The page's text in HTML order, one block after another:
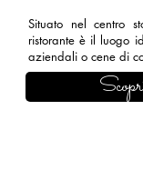
Situato nel centro
ristorante è il luogo
aziendali o cene di
Chiedi